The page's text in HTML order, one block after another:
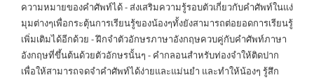
ความหมายของคำศัพท์ได้ - ส่งเสริมความรู้รอบตัวเกี่ยวกับคำศัพท์ในแง่
มุมต่างๆเพื่อกระตุ้นการเรียนรู้ของน้องๆทั้งยังสามารถต่อยอดการเรียนรู้
เพิ่มเติมได้อีกด้วย - ฝึกจำตัวอักษรภาษาอังกฤษควบคู่กับคำศัพท์ภาษา
อังกฤษที่ขึ้นต้นด้วยตัวอักษรนั้นๆ - คำกลอนสำหรับท่องจำให้ติดปาก
เพื่อให้สามารถจดจำคำศัพท์ได้ง่ายและแม่นยำ และทำให้น้องๆ รู้สึก